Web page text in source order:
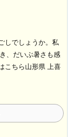
しでしょうか。私
、だいぶ暑さも感
こちら山形県 上喜